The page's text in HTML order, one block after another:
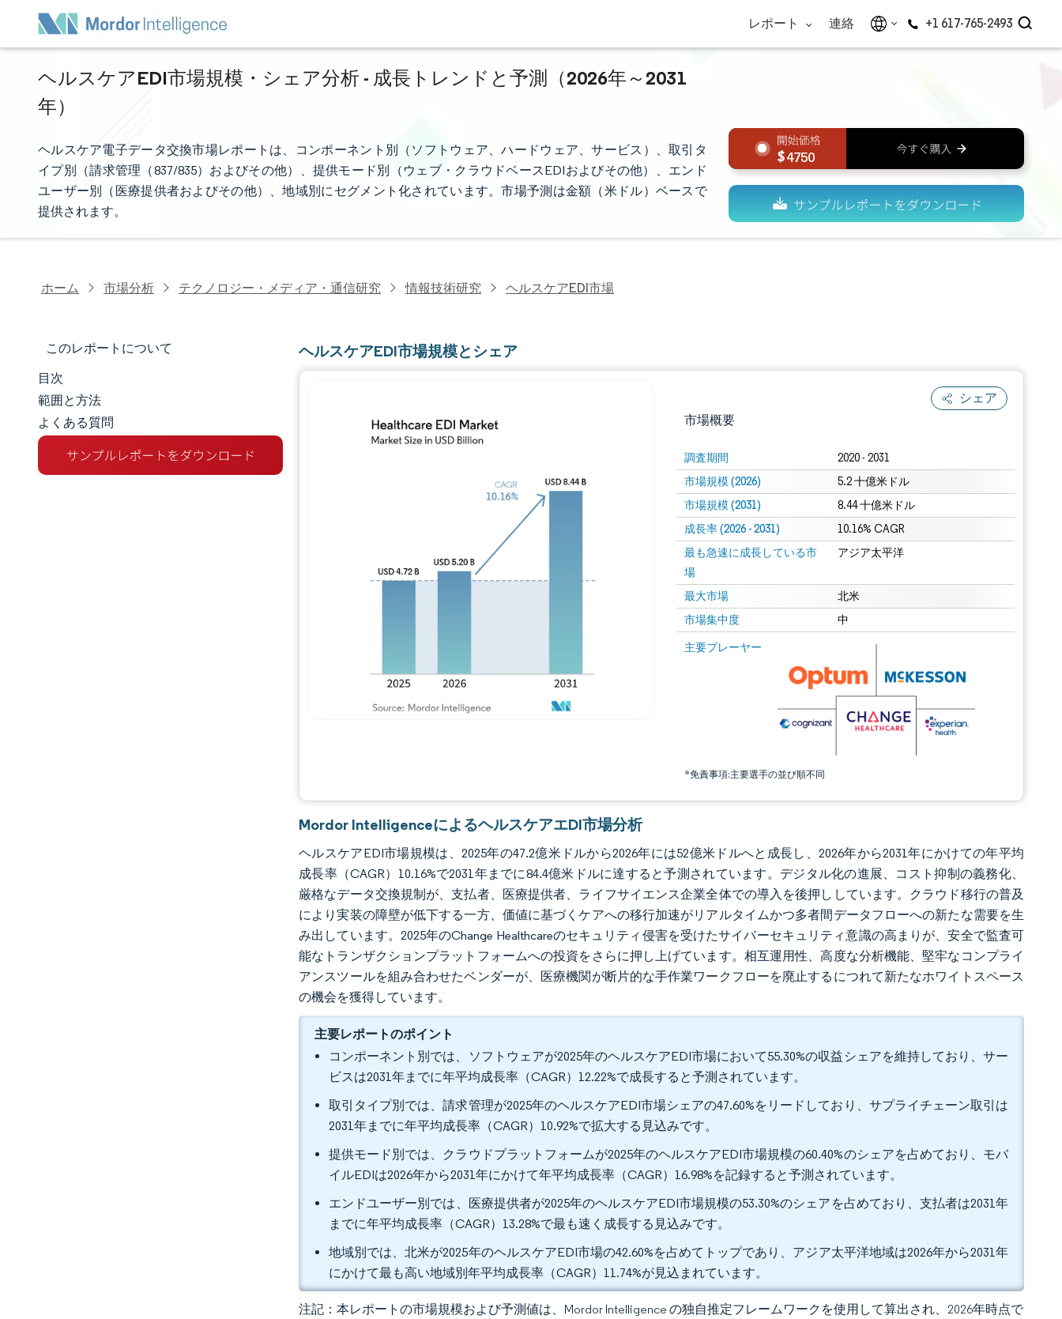
レポート 連絡 +1 617-765-2493
ヘルスケアEDI市場規模・シェア分析 - 成長トレンドと予測（2026年～2031
年）
ヘルスケア電子データ交換市場レポートは、コンポーネント別（ソフトウェア、ハードウェア、サービス）、取引タ
イプ別（請求管理（837/835）およびその他）、提供モード別（ウェブ・クラウドベースEDIおよびその他）、エンド
ユーザー別（医療提供者およびその他）、地域別にセグメント化されています。市場予測は金額（米ドル）ベースで
提供されます。
4750
ホーム 市場分析 テクノロジー・メディア・通信研究 情報技術研究 ヘルスケアEDI市場
このレポートについて
市場規模とシェア
市場分析
トレンドとインサイト
目次
範囲と方法
よくある質問
ヘルスケアEDI市場規模とシェア
シェア
市場概要
調査期間 2020 - 2031
市場規模 (2026) 5.2 十億米ドル
市場規模 (2031) 8.44 十億米ドル
成長率 (2026 - 2031) 10.16% CAGR
最も急速に成長している市
場
アジア太平洋
最大市場 北米
市場集中度 中
主要プレーヤー
*免責事項:主要選手の並び順不同
画像 © Mordor Intelligence。再利用にはCC BY 4.0の表示が必要です。
画像 © Mordor Intelligence。再利用にはCC BY 4.0の表示が必要です。
Mordor IntelligenceによるヘルスケアエDI市場分析
ヘルスケアEDI市場規模は、2025年の47.2億米ドルから2026年には52億米ドルへと成長し、2026年から2031年にかけての年平均
成長率（CAGR）10.16%で2031年までに84.4億米ドルに達すると予測されています。デジタル化の進展、コスト抑制の義務化、
厳格なデータ交換規制が、支払者、医療提供者、ライフサイエンス企業全体での導入を後押ししています。クラウド移行の普及
により実装の障壁が低下する一方、価値に基づくケアへの移行加速がリアルタイムかつ多者間データフローへの新たな需要を生
み出しています。2025年のChange Healthcareのセキュリティ侵害を受けたサイバーセキュリティ意識の高まりが、安全で監査可
能なトランザクションプラットフォームへの投資をさらに押し上げています。相互運用性、高度な分析機能、堅牢なコンプライ
アンスツールを組み合わせたベンダーが、医療機関が断片的な手作業ワークフローを廃止するにつれて新たなホワイトスペース
の機会を獲得しています。
主要レポートのポイント
コンポーネント別では、ソフトウェアが2025年のヘルスケアEDI市場において55.30%の収益シェアを維持しており、サー
ビスは2031年までに年平均成長率（CAGR）12.22%で成長すると予測されています。
取引タイプ別では、請求管理が2025年のヘルスケアEDI市場シェアの47.60%をリードしており、サプライチェーン取引は
2031年までに年平均成長率（CAGR）10.92%で拡大する見込みです。
提供モード別では、クラウドプラットフォームが2025年のヘルスケアEDI市場規模の60.40%のシェアを占めており、モバ
イルEDIは2026年から2031年にかけて年平均成長率（CAGR）16.98%を記録すると予測されています。
エンドユーザー別では、医療提供者が2025年のヘルスケアEDI市場規模の53.30%のシェアを占めており、支払者は2031年
までに年平均成長率（CAGR）13.28%で最も速く成長する見込みです。
地域別では、北米が2025年のヘルスケアEDI市場の42.60%を占めてトップであり、アジア太平洋地域は2026年から2031年
にかけて最も高い地域別年平均成長率（CAGR）11.74%が見込まれています。
注記：本レポートの市場規模および予測値は、Mordor Intelligence の独自推定フレームワークを使用して算出され、2026年時点で